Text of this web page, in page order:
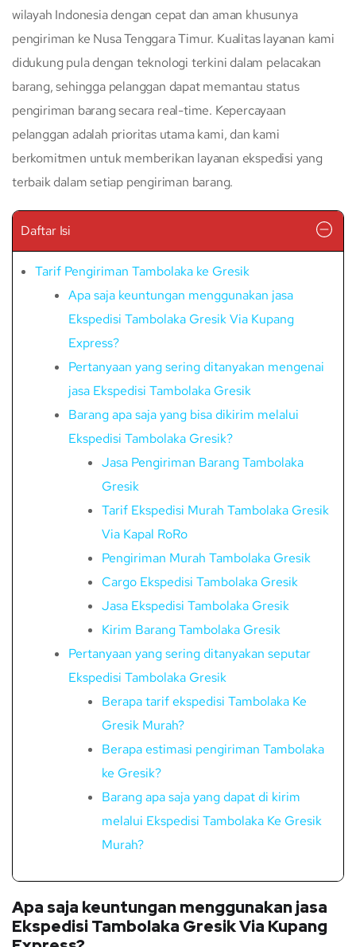
wilayah Indonesia dengan cepat dan aman khusunya
pengiriman ke Nusa Tenggara Timur. Kualitas layanan kami
didukung pula dengan teknologi terkini dalam pelacakan
barang, sehingga pelanggan dapat memantau status
pengiriman barang secara real-time. Kepercayaan
pelanggan adalah prioritas utama kami, dan kami
berkomitmen untuk memberikan layanan ekspedisi yang
terbaik dalam setiap pengiriman barang.
Daftar Isi
Tarif Pengiriman Tambolaka ke Gresik
Apa saja keuntungan menggunakan jasa
Ekspedisi Tambolaka Gresik Via Kupang
Express?
Pertanyaan yang sering ditanyakan mengenai
jasa Ekspedisi Tambolaka Gresik
Barang apa saja yang bisa dikirim melalui
Ekspedisi Tambolaka Gresik?
Jasa Pengiriman Barang Tambolaka
Gresik
Tarif Ekspedisi Murah Tambolaka Gresik
Via Kapal RoRo
Pengiriman Murah Tambolaka Gresik
Cargo Ekspedisi Tambolaka Gresik
Jasa Ekspedisi Tambolaka Gresik
Kirim Barang Tambolaka Gresik
Pertanyaan yang sering ditanyakan seputar
Ekspedisi Tambolaka Gresik
Berapa tarif ekspedisi Tambolaka Ke
Gresik Murah?
Berapa estimasi pengiriman Tambolaka
ke Gresik?
Barang apa saja yang dapat di kirim
melalui Ekspedisi Tambolaka Ke Gresik
Murah?
Apa saja keuntungan menggunakan jasa
Ekspedisi Tambolaka Gresik Via Kupang